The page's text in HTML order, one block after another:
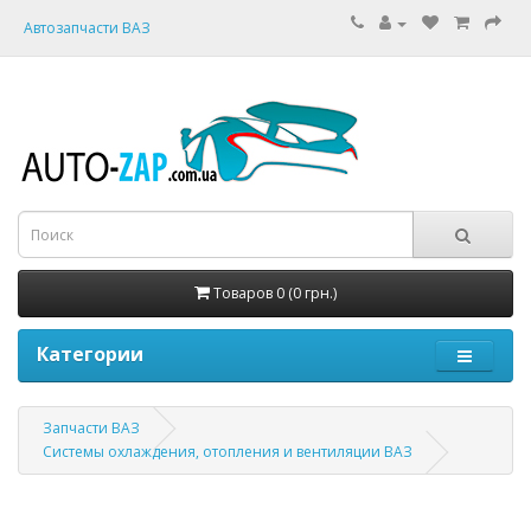
Автозапчасти ВАЗ
Товаров 0 (0 грн.)
Категории
Запчасти ВАЗ
Системы охлаждения, отопления и вентиляции ВАЗ